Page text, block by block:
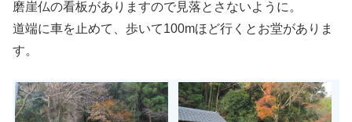
磨崖仏の看板がありますので見落とさないように。
道端に車を止めて、歩いて100mほど行くとお堂がありま
す。